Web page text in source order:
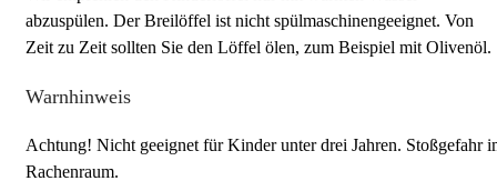
abzuspülen. Der Breilöffel ist nicht spülmaschinengeeignet. Von
Zeit zu Zeit sollten Sie den Löffel ölen, zum Beispiel mit Olivenöl.
Warnhinweis
Achtung! Nicht geeignet für Kinder unter drei Jahren. Stoßgefahr
Rachenraum.